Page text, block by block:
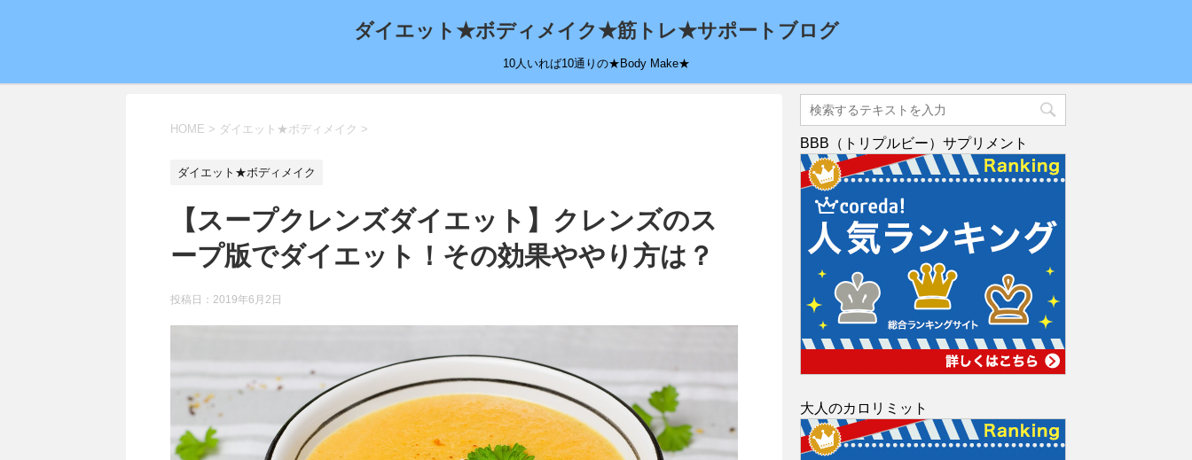
ダイエット★ボディメイク★筋トレ★サポートブログ
10人いれば10通りの★Body Make★
HOME > ダイエット★ボディメイク >
ダイエット★ボディメイク
【スープクレンズダイエット】クレンズのス
ープ版でダイエット！その効果ややり方は？
投稿日： 2019年6月2日
BBB（トリプルビー）サプリメント
大人のカロリミット